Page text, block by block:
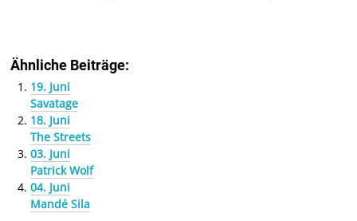
Ähnliche Beiträge:
19. Juni
Savatage
18. Juni
The Streets
03. Juni
Patrick Wolf
04. Juni
Mandé Sila